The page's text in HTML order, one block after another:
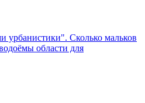
урбанистики". Сколько мальков
области для